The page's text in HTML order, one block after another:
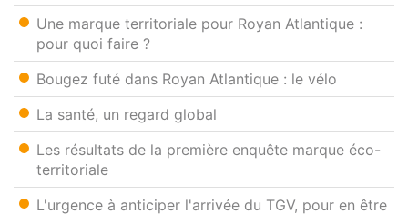
Une marque territoriale pour Royan Atlantique :
pour quoi faire ?
Bougez futé dans Royan Atlantique : le vélo
La santé, un regard global
Les résultats de la première enquête marque éco-
territoriale
L'urgence à anticiper l'arrivée du TGV, pour en être